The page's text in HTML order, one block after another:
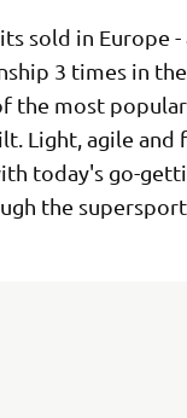
sold in Europe
3 times in
the most
Light, agile
today's go-
the supersport